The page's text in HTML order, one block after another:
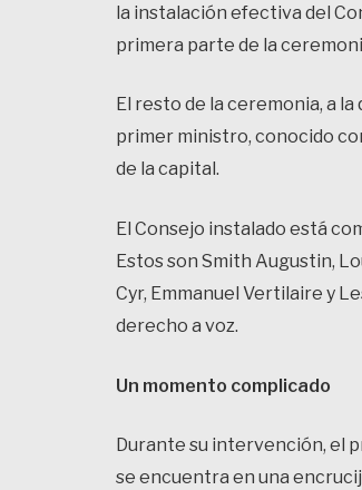
la instalación efectiva del
primera parte de la
El resto de la ceremonia, a
primer ministro, conocido
de la capital.
El Consejo instalado está
Estos son Smith Augustin,
Cyr, Emmanuel Vertilaire y
derecho a voz.
Un momento complicado
Durante su intervención, el
se encuentra en una